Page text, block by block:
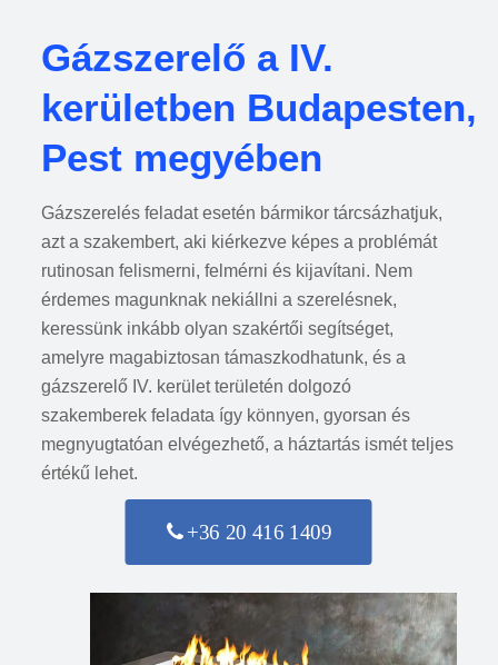
Gázszerelő a IV.
kerületben Budapesten,
Pest megyében
Gázszerelés feladat esetén bármikor tárcsázhatjuk,
azt a szakembert, aki kiérkezve képes a problémát
rutinosan felismerni, felmérni és kijavítani. Nem
érdemes magunknak nekiállni a szerelésnek,
keressünk inkább olyan szakértői segítséget,
amelyre magabiztosan támaszkodhatunk, és a
gázszerelő IV. kerület területén dolgozó
szakemberek feladata így könnyen, gyorsan és
megnyugtatóan elvégezhető, a háztartás ismét teljes
értékű lehet.
+36 20 416 1409